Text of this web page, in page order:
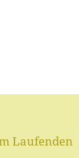
Laufenden